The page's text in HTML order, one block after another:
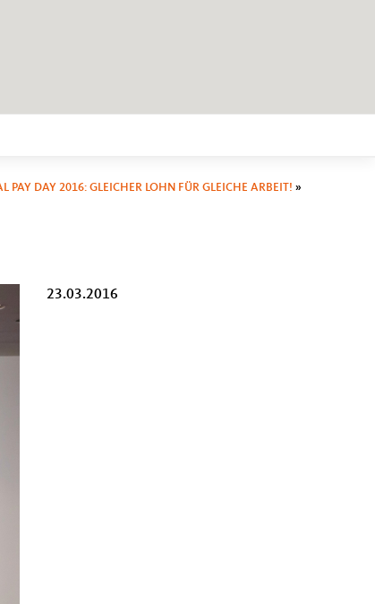
PAY DAY 2016: GLEICHER LOHN FÜR GLEICHE ARBEIT! »
23.03.2016